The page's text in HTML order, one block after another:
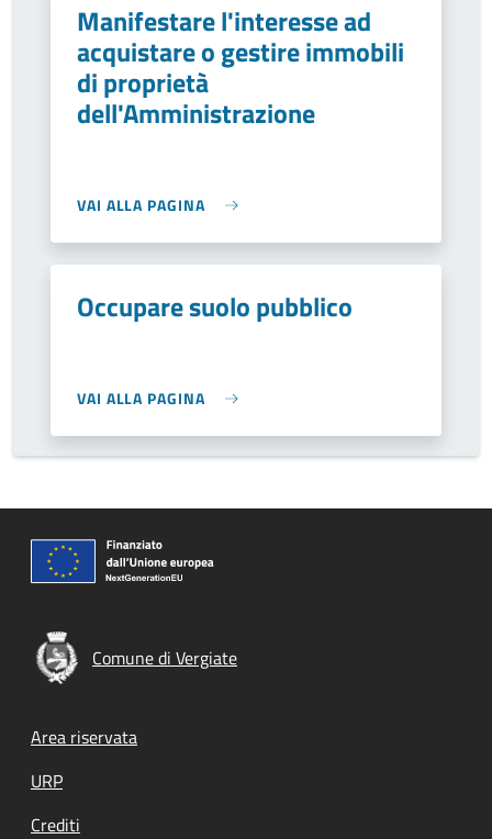
Manifestare l'interesse ad
acquistare o gestire immobili
di proprietà
dell'Amministrazione
VAI ALLA PAGINA
Occupare suolo pubblico
VAI ALLA PAGINA
Comune di Vergiate
Footer menu
Area riservata
URP
Crediti